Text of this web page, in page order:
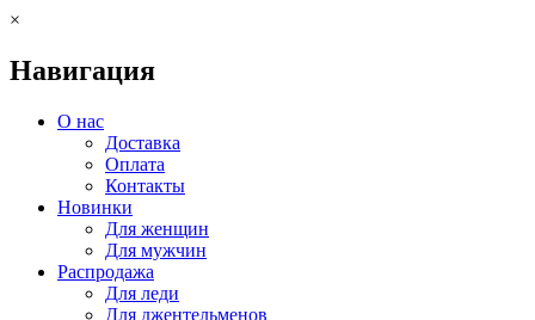
×
Навигация
О нас
Доставка
Оплата
Контакты
Новинки
Для женщин
Для мужчин
Распродажа
Для леди
Для джентельменов